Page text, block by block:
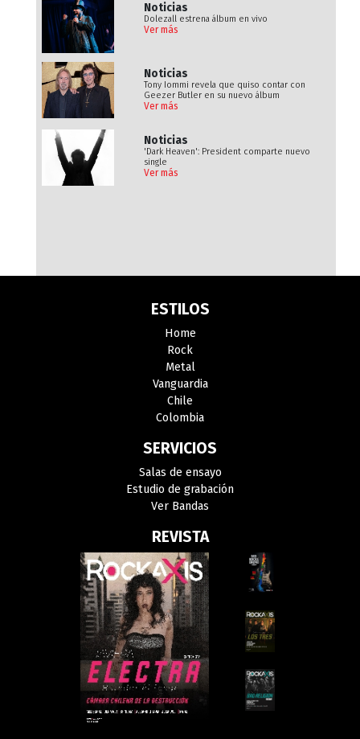
Noticias
Dolezall estrena álbum en vivo
Ver más
Noticias
Tony Iommi revela que quiso contar con
Geezer Butler en su nuevo álbum
Ver más
Noticias
'Dark Heaven': President comparte nuevo
single
Ver más
ESTILOS
Home
Rock
Metal
Vanguardia
Chile
Colombia
SERVICIOS
Salas de ensayo
Estudio de grabación
Ver Bandas
REVISTA